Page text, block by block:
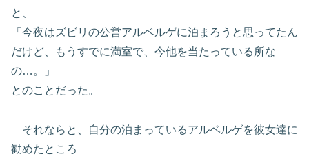
と、
「今夜はズビリの公営アルベルゲに泊まろうと思ってたん
だけど、もうすでに満室で、今他を当たっている所な
の…。」
とのことだった。
それならと、自分の泊まっているアルベルゲを彼女達に
勧めたところ